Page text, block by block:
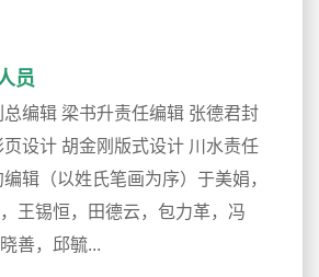
员
编辑 梁书升责任编辑 张德君封
设计 胡金刚版式设计 川水责任
辑（以姓氏笔画为序）于美娟，
王锡恒，田德云，包力革，冯
善，邱毓...